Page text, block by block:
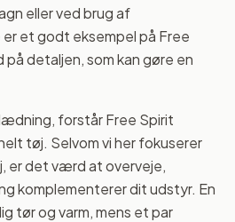
eller ved brug af
et godt eksempel på Free
detaljen, som kan gøre en
forstår Free Spirit
tøj. Selvom vi her fokuserer
er det værd at overveje,
komplementerer dit udstyr. En
tør og varm, mens et par